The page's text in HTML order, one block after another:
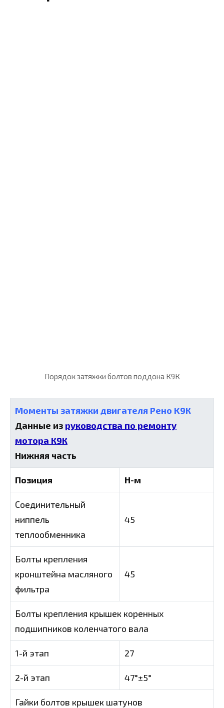
Порядок затяжки болтов поддона К9К
Моменты затяжки двигателя Рено K9К
Данные из руководства по ремонту
мотора К9К
Нижняя часть
Позиция Н-м
Соединительный
ниппель
теплообменника
45
Болты крепления
кронштейна масляного
фильтра
45
Болты крепления крышек коренных
подшипников коленчатого вала
1-й этап 27
2-й этап 47°±5°
Гайки болтов крышек шатунов